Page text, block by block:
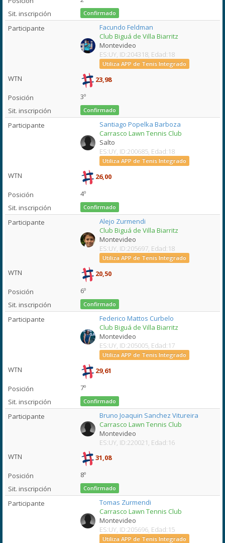
Confirmado
Facundo Feldman
Club Biguá de Villa Biarritz
Montevideo
ES:UY, ID:204318, Edad:18
Utiliza APP de Tenis Integrado
23,98
3º
Confirmado
Santiago Popelka Barboza
Carrasco Lawn Tennis Club
Salto
ES:UY, ID:200685, Edad:18
Utiliza APP de Tenis Integrado
26,00
4º
Confirmado
Alejo Zurmendi
Club Biguá de Villa Biarritz
Montevideo
ES:UY, ID:205697, Edad:18
Utiliza APP de Tenis Integrado
20,50
6º
Confirmado
Federico Mattos Curbelo
Club Biguá de Villa Biarritz
Montevideo
ES:UY, ID:205005, Edad:17
Utiliza APP de Tenis Integrado
29,61
7º
Confirmado
Bruno Joaquin Sanchez Vitureira
Carrasco Lawn Tennis Club
Montevideo
ES:UY, ID:220021, Edad:16
31,08
8º
Confirmado
Tomas Zurmendi
Carrasco Lawn Tennis Club
Montevideo
ES:UY, ID:205696, Edad:15
Utiliza APP de Tenis Integrado